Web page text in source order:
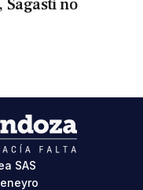
Sagasti no
SAS